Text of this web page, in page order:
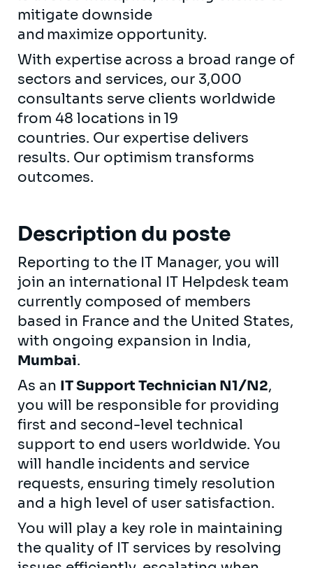
mitigate downside
and maximize opportunity.
With expertise across a broad range of
sectors and services, our 3,000
consultants serve clients worldwide
from 48 locations in 19
countries. Our expertise delivers
results. Our optimism transforms
outcomes.
Description du poste
Reporting to the IT Manager, you will
join an international IT Helpdesk team
currently composed of members
based in France and the United States,
with ongoing expansion in India,
Mumbai.
As an IT Support Technician N1/N2,
you will be responsible for providing
first and second-level technical
support to end users worldwide. You
will handle incidents and service
requests, ensuring timely resolution
and a high level of user satisfaction.
You will play a key role in maintaining
the quality of IT services by resolving